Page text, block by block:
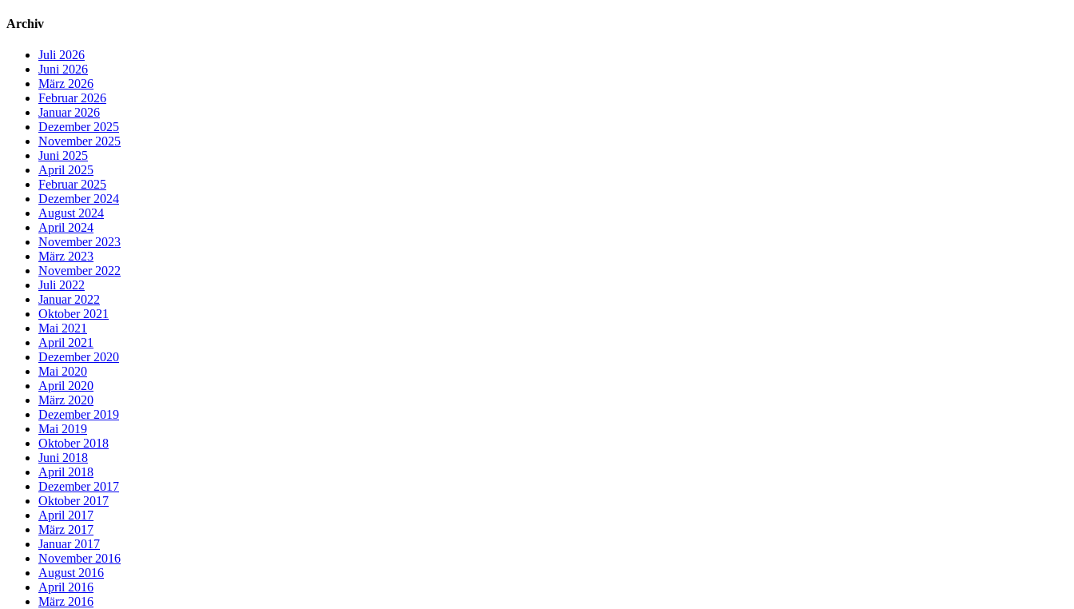
Archiv
Juli 2026
Juni 2026
März 2026
Februar 2026
Januar 2026
Dezember 2025
November 2025
Juni 2025
April 2025
Februar 2025
Dezember 2024
August 2024
April 2024
November 2023
März 2023
November 2022
Juli 2022
Januar 2022
Oktober 2021
Mai 2021
April 2021
Dezember 2020
Mai 2020
April 2020
März 2020
Dezember 2019
Mai 2019
Oktober 2018
Juni 2018
April 2018
Dezember 2017
Oktober 2017
April 2017
März 2017
Januar 2017
November 2016
August 2016
April 2016
März 2016